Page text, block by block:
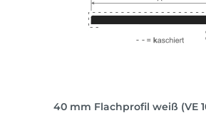
40 mm Flachprofil weiß (VE